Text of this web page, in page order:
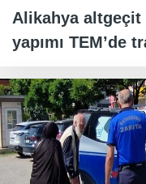
Alikahya altgeçit
yapımı TEM’de